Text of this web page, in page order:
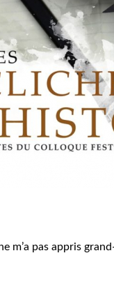
m’a pas appris